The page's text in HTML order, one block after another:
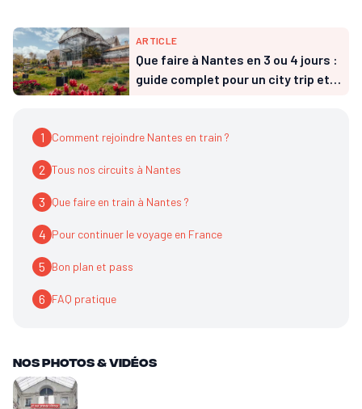
ARTICLE
Que faire à Nantes en 3 ou 4 jours :
guide complet pour un city trip et
1 Comment rejoindre Nantes en train ?
2 Tous nos circuits à Nantes
3 Que faire en train à Nantes ?
4 Pour continuer le voyage en France
5 Bon plan et pass
6 FAQ pratique
Nos Photos & vidéos